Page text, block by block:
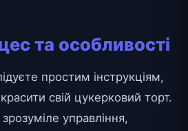
та особливості
простим інструкціям,
свій цукерковий торт.
управління,